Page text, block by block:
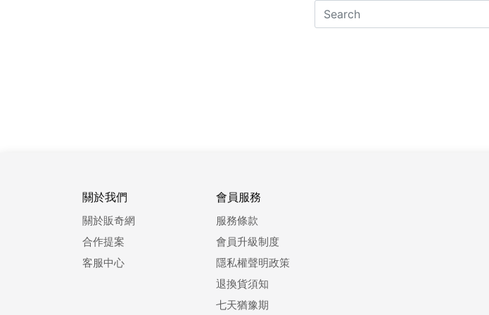
關於我們
關於販奇網
合作提案
客服中心
會員服務
服務條款
會員升級制度
隱私權聲明政策
退換貨須知
七天猶豫期